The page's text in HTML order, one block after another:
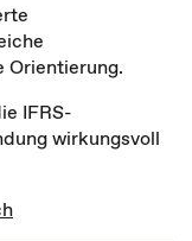
Orientierung.
IFRS-
wirkungsvoll